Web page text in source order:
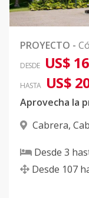
PROYECTO -
DESDE US$
HASTA US$
Cabrera,
Desde 3
Desde 107